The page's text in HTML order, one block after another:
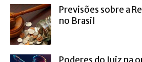
Previsões sobre a
no Brasil